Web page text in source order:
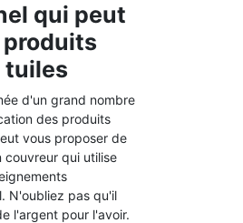
qui peut
tuiles
d'un grand nombre
des produits
vous proposer de
couvreur qui utilise
N'oubliez pas qu'il
l'argent pour l'avoir.